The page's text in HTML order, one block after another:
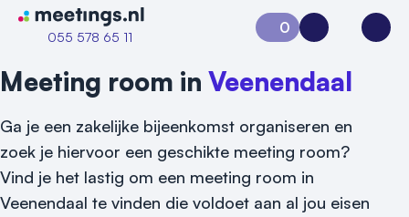
Naar home van Meetings
055 578 65 11
0
Aanvraag 0Inloggen
Meeting room in Veenendaal
Ga je een zakelijke bijeenkomst organiseren en
zoek je hiervoor een geschikte meeting room?
Vind je het lastig om een meeting room in
Veenendaal te vinden die voldoet aan al jou eisen